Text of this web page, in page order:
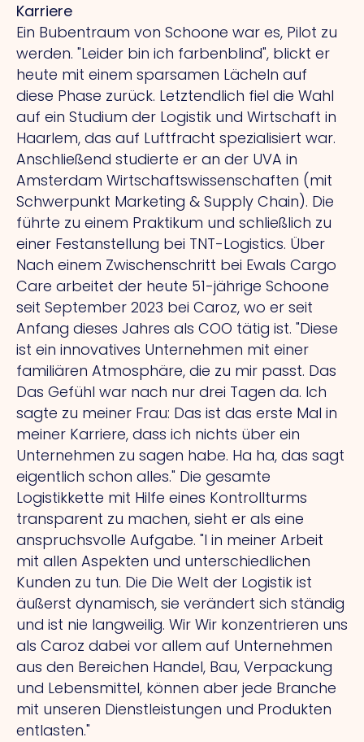
Karriere
Ein Bubentraum von Schoone war es, Pilot zu
werden. "Leider bin ich farbenblind", blickt er
heute mit einem sparsamen Lächeln auf
diese Phase zurück. Letztendlich fiel die Wahl
auf ein Studium der Logistik und Wirtschaft in
Haarlem, das auf Luftfracht spezialisiert war.
Anschließend studierte er an der UVA in
Amsterdam Wirtschaftswissenschaften (mit
Schwerpunkt Marketing & Supply Chain). Die
führte zu einem Praktikum und schließlich zu
einer Festanstellung bei TNT-Logistics. Über
Nach einem Zwischenschritt bei Ewals Cargo
Care arbeitet der heute 51-jährige Schoone
seit September 2023 bei Caroz, wo er seit
Anfang dieses Jahres als COO tätig ist. "Diese
ist ein innovatives Unternehmen mit einer
familiären Atmosphäre, die zu mir passt. Das
Das Gefühl war nach nur drei Tagen da. Ich
sagte zu meiner Frau: Das ist das erste Mal in
meiner Karriere, dass ich nichts über ein
Unternehmen zu sagen habe. Ha ha, das sagt
eigentlich schon alles." Die gesamte
Logistikkette mit Hilfe eines Kontrollturms
transparent zu machen, sieht er als eine
anspruchsvolle Aufgabe. "I in meiner Arbeit
mit allen Aspekten und unterschiedlichen
Kunden zu tun. Die Die Welt der Logistik ist
äußerst dynamisch, sie verändert sich ständig
und ist nie langweilig. Wir Wir konzentrieren uns
als Caroz dabei vor allem auf Unternehmen
aus den Bereichen Handel, Bau, Verpackung
und Lebensmittel, können aber jede Branche
mit unseren Dienstleistungen und Produkten
entlasten."